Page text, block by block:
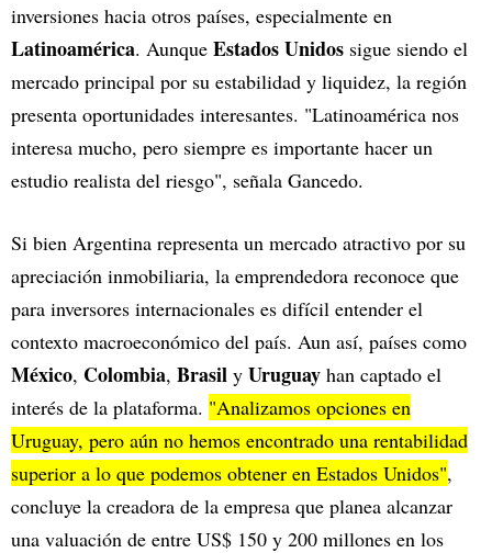
inversiones hacia otros países, especialmente en
Latinoamérica. Aunque Estados Unidos sigue siendo el
mercado principal por su estabilidad y liquidez, la región
presenta oportunidades interesantes. "Latinoamérica nos
interesa mucho, pero siempre es importante hacer un
estudio realista del riesgo", señala Gancedo.
Si bien Argentina representa un mercado atractivo por su
apreciación inmobiliaria, la emprendedora reconoce que
para inversores internacionales es difícil entender el
contexto macroeconómico del país. Aun así, países como
México, Colombia, Brasil y Uruguay han captado el
interés de la plataforma. "Analizamos opciones en
Uruguay, pero aún no hemos encontrado una rentabilidad
superior a lo que podemos obtener en Estados Unidos",
concluye la creadora de la empresa que planea alcanzar
una valuación de entre US$ 150 y 200 millones en los